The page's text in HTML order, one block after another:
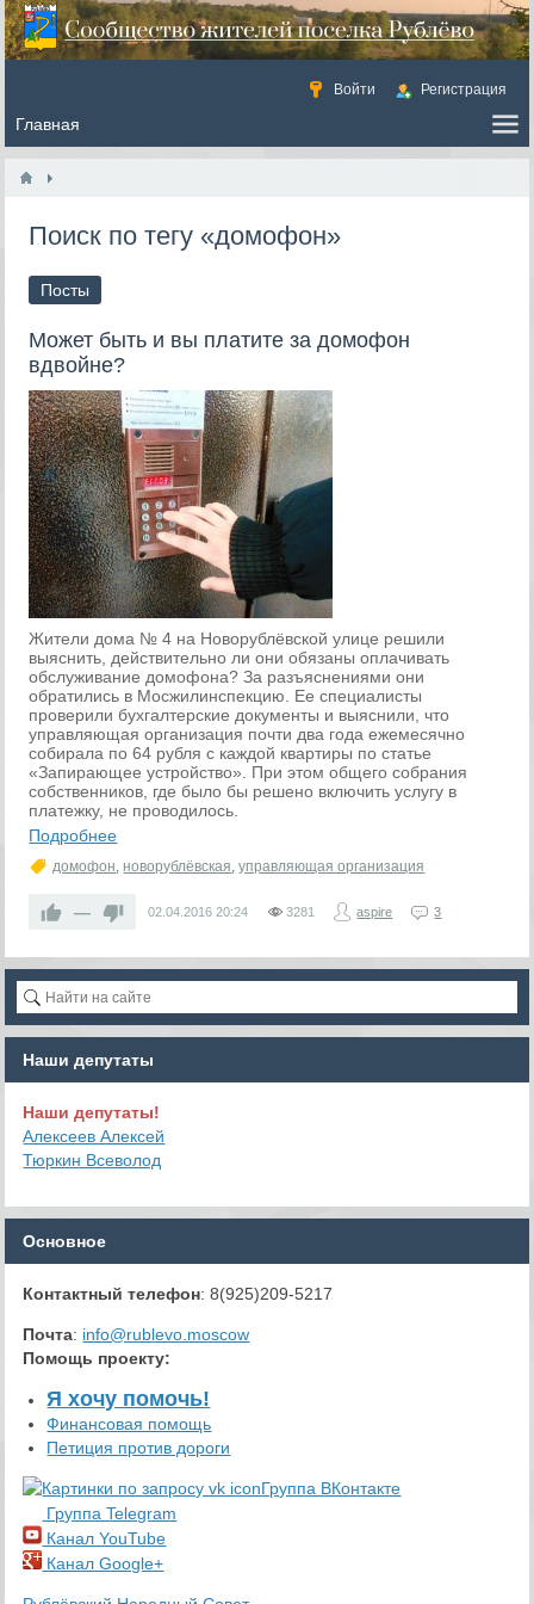
Войти Регистрация
Поиск по тегу «домофон»
Посты
Может быть и вы платите за домофон
вдвойне?
Жители дома № 4 на Новорублёвской улице решили
выяснить, действительно ли они обязаны оплачивать
обслуживание домофона? За разъяснениями они
обратились в Мосжилинспекцию. Ее специалисты
проверили бухгалтерские документы и выяснили, что
управляющая организация почти два года ежемесячно
собирала по 64 рубля с каждой квартиры по статье
«Запирающее устройство». При этом общего собрания
собственников, где было бы решено включить услугу в
платежку, не проводилось.
Подробнее
домофон, новорублёвская,управляющая организация
— 02.04.2016 20:24 3281 aspire 3
Наши депутаты
Наши депутаты!
Алексеев Алексей
Тюркин Всеволод
Основное
Контактный телефон: 8(925)209-5217
Почта: info@rublevo.moscow
Помощь проекту:
Я хочу помочь!
Финансовая помощь
Петиция против дороги
Группа ВКонтакте
Группа Telegram
Канал YouTube
Канал Google+